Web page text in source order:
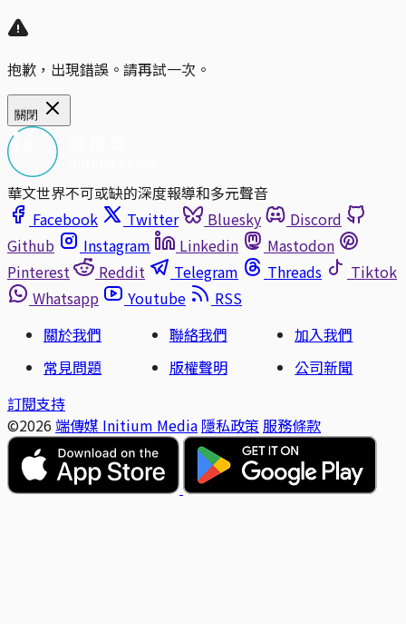
抱歉，出現錯誤。請再試一次。
關閉
華文世界不可或缺的深度報導和多元聲音
Facebook
Twitter Bluesky
Discord
Github
Instagram Linkedin
Mastodon
Pinterest
Reddit Telegram Threads
Tiktok
Whatsapp
Youtube
RSS
關於我們
聯絡我們
加入我們
常見問題
版權聲明
公司新聞
訂閱支持
©2026 端傳媒 Initium Media 隱私政策 服務條款